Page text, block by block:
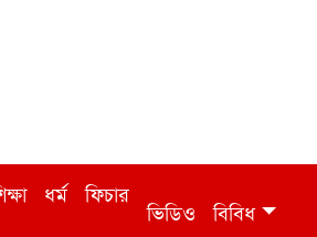
ধর্ম ফিচার
ভিডিও বিবিধ